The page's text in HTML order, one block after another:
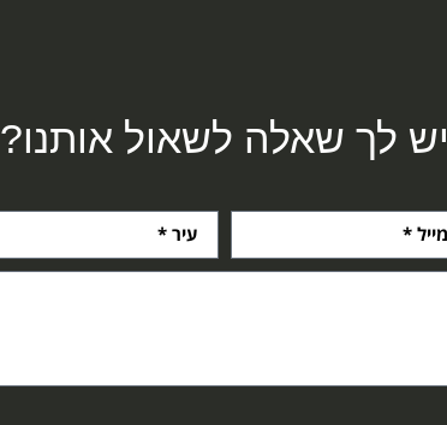
יש לך שאלה לשאול אותנו?